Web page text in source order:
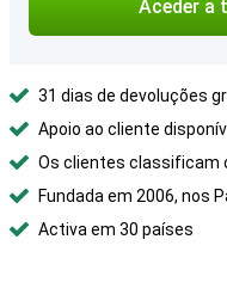
Aceder a
31 dias de devoluções
Apoio ao cliente
Os clientes classificam
Fundada em 2006, nos
Activa em 30 países